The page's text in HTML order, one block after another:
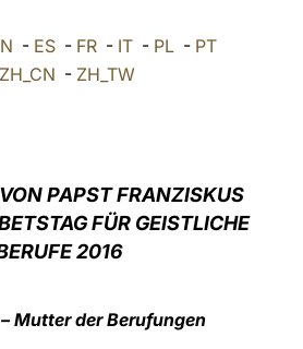
中文
LATINE
- ES - FR - IT - PL - PT
ZH_CN - ZH_TW
PAPST FRANZISKUS
FÜR GEISTLICHE
2016
Mutter der Berufungen